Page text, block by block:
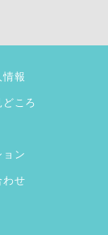
情報
ころ
ョン
わせ